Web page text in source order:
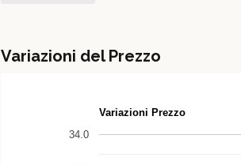
Variazioni del Prezzo
Variazioni Prezzo
34.0